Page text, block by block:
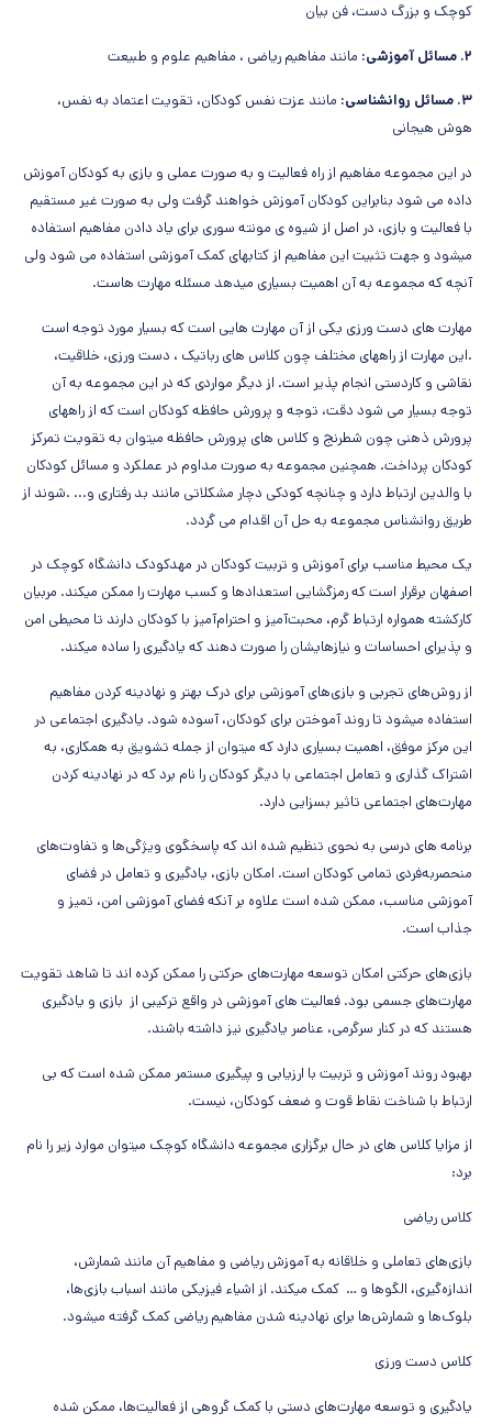
کوچک و بزرگ دست، فن بیان
۲. مسائل آموزشی: مانند مفاهیم ریاضی ، مفاهیم علوم و طبیعت
۳. مسائل روانشناسی:
مانند عزت نفس کودکان، تقویت اعتماد به نفس،
هوش هیجانی
در این مجموعه مفاهیم از راه فعالیت و به صورت عملی و بازی به کودکان آموزش
داده می شود بنابراین کودکان آموزش خواهند گرفت ولی به صورت غیر مستقیم
با فعالیت و بازی، در اصل از شیوه ی مونته سوری برای یاد دادن مفاهیم استفاده
میشود و جهت تثبیت این مفاهیم از کتابهای کمک آموزشی استفاده می شود ولی
آنچه که مجموعه به آن اهمیت بسیاری میدهد مسئله مهارت هاست.
مهارت های دست ورزی یکی از آن مهارت هایی است که بسیار مورد توجه است
.این مهارت از راههای مختلف چون کلاس های رباتیک ، دست ورزی، خلاقیت،
نقاشی و کاردستی انجام پذیر است. از دیگر مواردی که در این مجموعه به آن
توجه بسیار می شود دقت، توجه و پرورش حافظه کودکان است که از راههای
پرورش ذهنی چون شطرنج و کلاس های پرورش حافظه میتوان به تقویت تمرکز
کودکان پرداخت. همچنین مجموعه به صورت مداوم در عملکرد و مسائل کودکان
با والدین ارتباط دارد و چنانچه کودکی دچار مشکلاتی مانند بد رفتاری و... .شوند از
طریق روانشناس مجموعه به حل آن اقدام می گردد.
یک محیط مناسب برای آموزش و تربیت کودکان در مهدکودک دانشگاه کوچک در
اصفهان برقرار است که رمزگشایی استعدادها و کسب مهارت را ممکن میکند. مربیان
کارکشته همواره ارتباط گرم، محبت‌آمیز و احترام‌آمیز با کودکان دارند تا محیطی امن
و پذیرای احساسات و نیازهایشان را صورت دهند که یادگیری را ساده میکند.
از روش‌های تجربی و بازی‌های آموزشی برای درک بهتر و نهادینه کردن مفاهیم
استفاده میشود تا روند آموختن برای کودکان، آسوده شود. یادگیری اجتماعی در
این مرکز موفق، اهمیت بسیاری دارد که میتوان از جمله تشویق به همکاری، به
اشتراک گذاری و تعامل اجتماعی با دیگر کودکان را نام برد که در نهادینه کردن
مهارت‌های اجتماعی تاثیر بسزایی دارد.
برنامه های درسی به نحوی تنظیم شده اند که پاسخگوی ویژگی‌ها و تفاوت‌های
منحصربه‌فردی تمامی کودکان است. امکان بازی، یادگیری و تعامل در فضای
آموزشی مناسب، ممکن شده است علاوه بر آنکه فضای آموزشی امن، تمیز و
جذاب است.
بازی‌های حرکتی امکان توسعه مهارت‌های حرکتی را ممکن کرده اند تا شاهد تقویت
مهارت‌های جسمی بود. فعالیت های آموزشی در واقع ترکیبی از بازی و یادگیری
هستند که در کنار سرگرمی، عناصر یادگیری نیز داشته باشند.
بهبود روند آموزش و تربیت با ارزیابی و پیگیری مستمر ممکن شده است که بی
ارتباط با شناخت نقاط قوت و ضعف کودکان، نیست.
از مزایا کلاس های در حال برگزاری مجموعه دانشگاه کوچک میتوان موارد زیر را نام
برد:
کلاس ریاضی
بازی‌های تعاملی و خلاقانه به آموزش ریاضی و مفاهیم آن مانند شمارش،
اندازه‌گیری، الگوها و … کمک میکند. از اشیاء فیزیکی مانند اسباب بازی‌ها،
بلوک‌ها و شمارش‌ها برای نهادینه شدن مفاهیم ریاضی کمک گرفته میشود.
کلاس دست ورزی
یادگیری و توسعه مهارت‌های دستی با کمک گروهی از فعالیت‌ها، ممکن شده